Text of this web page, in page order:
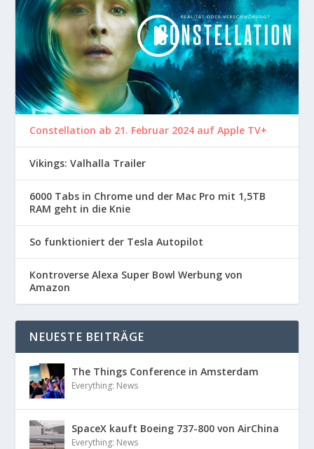
Constellation ab 21. Februar 2024 auf Apple TV+
Vikings: Valhalla Trailer
6000 Tabs in Chrome und der Mac Pro mit 1,5TB
RAM geht in die Knie
So funktioniert der Tesla Autopilot
Kontroverse Alexa Super Bowl Werbung von
Amazon
NEUESTE BEITRÄGE
The Things Conference in Amsterdam
Everything: News
SpaceX kauft Boeing 737-800 von AirChina
Everything: News